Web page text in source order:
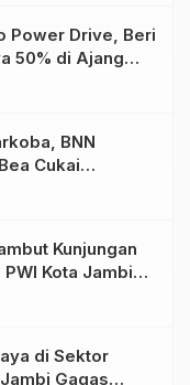
Power Drive, Beri
50% di Ajang
BNN
Cukai
beserta
Kunjungan
Kota Jambi
di Sektor
Gagas